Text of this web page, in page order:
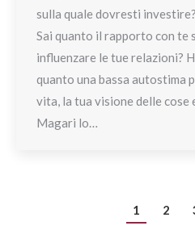
sulla quale dovresti
Sai quanto il rapporto con te
influenzare le tue relazioni?
quanto una bassa autostima
vita, la tua visione delle cose
Magari lo…
1 2